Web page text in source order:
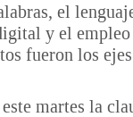
el
y el empleo
fueron los
martes la